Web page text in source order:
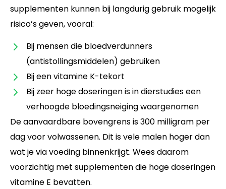
supplementen kunnen bij langdurig gebruik mogelijk
risico’s geven, vooral:
Bij mensen die bloedverdunners
(antistollingsmiddelen) gebruiken
Bij een vitamine K-tekort
Bij zeer hoge doseringen is in dierstudies een
verhoogde bloedingsneiging waargenomen
De aanvaardbare bovengrens is 300 milligram per
dag voor volwassenen. Dit is vele malen hoger dan
wat je via voeding binnenkrijgt. Wees daarom
voorzichtig met supplementen die hoge doseringen
vitamine E bevatten.